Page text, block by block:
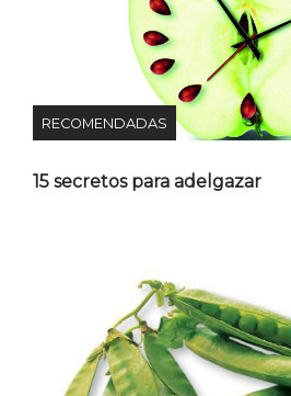
RECOMENDADAS
15 secretos para adelgazar